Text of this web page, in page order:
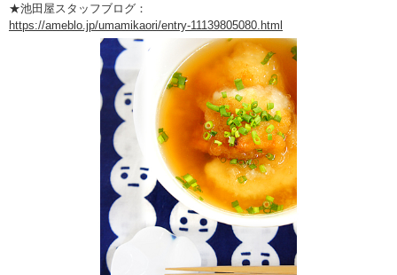
★池田屋スタッフブログ：
https://ameblo.jp/umamikaori/entry-11139805080.html